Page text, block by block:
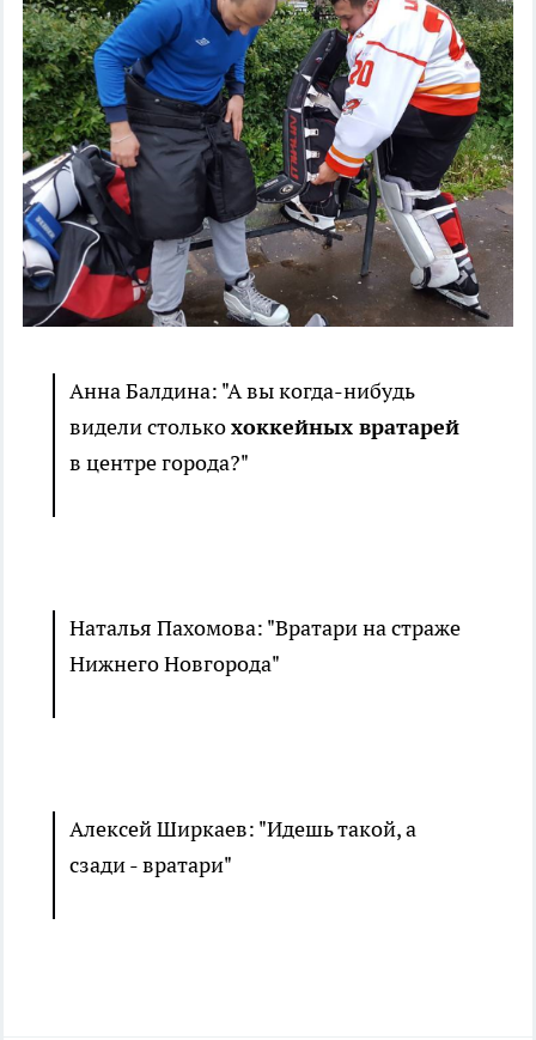
Анна Балдина: "А вы когда-нибудь
видели столькохоккейных вратарей
в центре города?"
Наталья Пахомова: "Вратари на страже
Нижнего Новгорода"
Алексей Ширкаев: "Идешь такой, а
сзади - вратари"